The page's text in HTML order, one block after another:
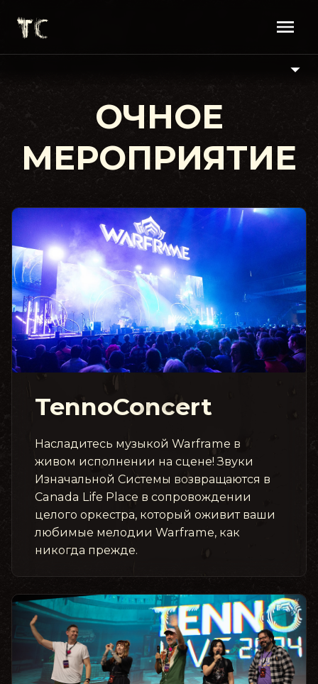
ОЧНОЕ
МЕРОПРИЯТИЕ
TennoConcert
Насладитесь музыкой Warframe в
живом исполнении на сцене! Звуки
Изначальной Системы возвращаются в
Canada Life Place в сопровождении
целого оркестра, который оживит ваши
любимые мелодии Warframe, как
никогда прежде.